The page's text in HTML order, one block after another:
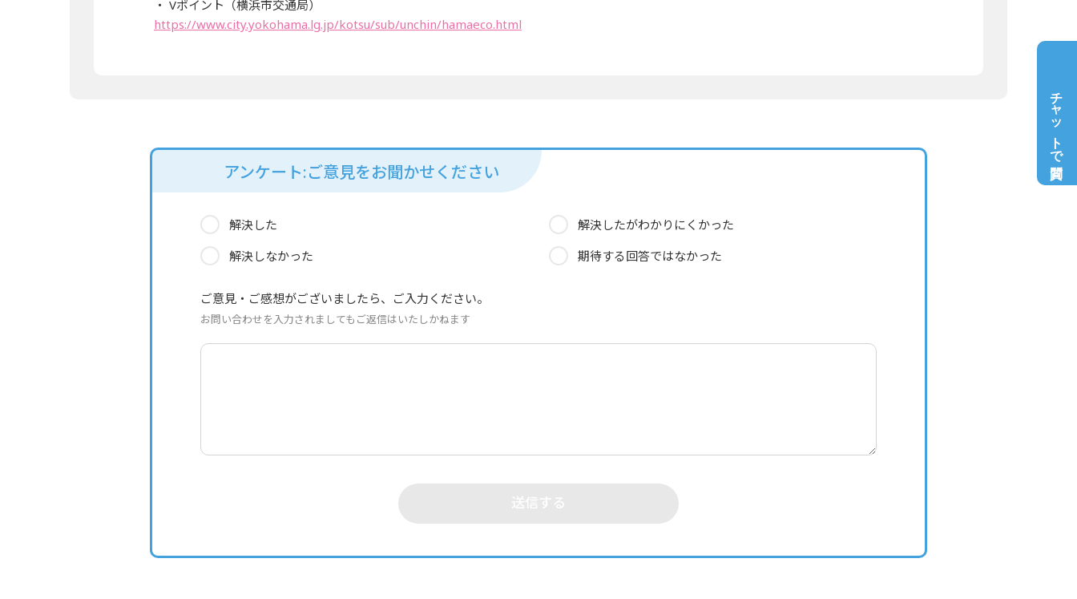
チャットで質問
・ Vポイント（横浜市交通局）
https://www.city.yokohama.lg.jp/kotsu/sub/unchin/hamaeco.html
アンケート:ご意見をお聞かせください
解決した
解決したがわかりにくかった
解決しなかった
期待する回答ではなかった
ご意見・ご感想がございましたら、ご入力ください。
お問い合わせを入力されましてもご返信はいたしかねます